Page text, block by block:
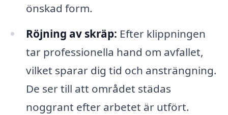
önskad form.
Röjning av skräp: Efter klippningen
tar professionella hand om avfallet,
vilket sparar dig tid och ansträngning.
De ser till att området städas
noggrant efter arbetet är utfört.